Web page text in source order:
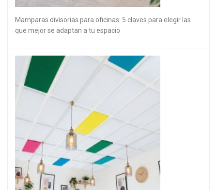
Mamparas divisorias para oficinas: 5 claves para elegir las
que mejor se adaptan a tu espacio